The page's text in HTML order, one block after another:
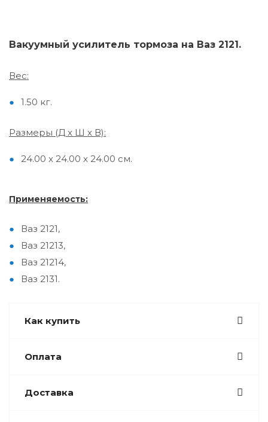
Вакуумный усилитель тормоза на Ваз 2121.
Вес:
1.50 кг.
Размеры (Д x Ш x В):
24.00 x 24.00 x 24.00 см.
Применяемость:
Ваз 2121,
Ваз 21213,
Ваз 21214,
Ваз 2131.
Как купить
Оплата
Доставка